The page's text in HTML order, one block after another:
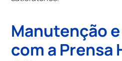
Manutenção
com a Prensa